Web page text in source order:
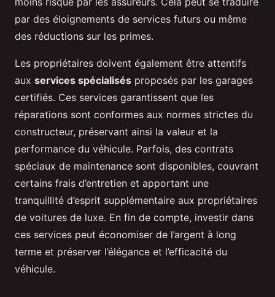
par des éloignements de services futurs ou même
des réductions sur les primes.
Les propriétaires doivent également être attentifs
aux services spécialisés proposés par les garages
certifiés. Ces services garantissent que les
réparations sont conformes aux normes strictes du
constructeur, préservant ainsi la valeur et la
performance du véhicule. Parfois, des contrats
spéciaux de maintenance sont disponibles, couvrant
certains frais d’entretien et apportant une
tranquillité d’esprit supplémentaire aux propriétaires
de voitures de luxe. En fin de compte, investir dans
ces services peut économiser de l’argent à long
terme et préserver l’élégance et l’efficacité du
véhicule.